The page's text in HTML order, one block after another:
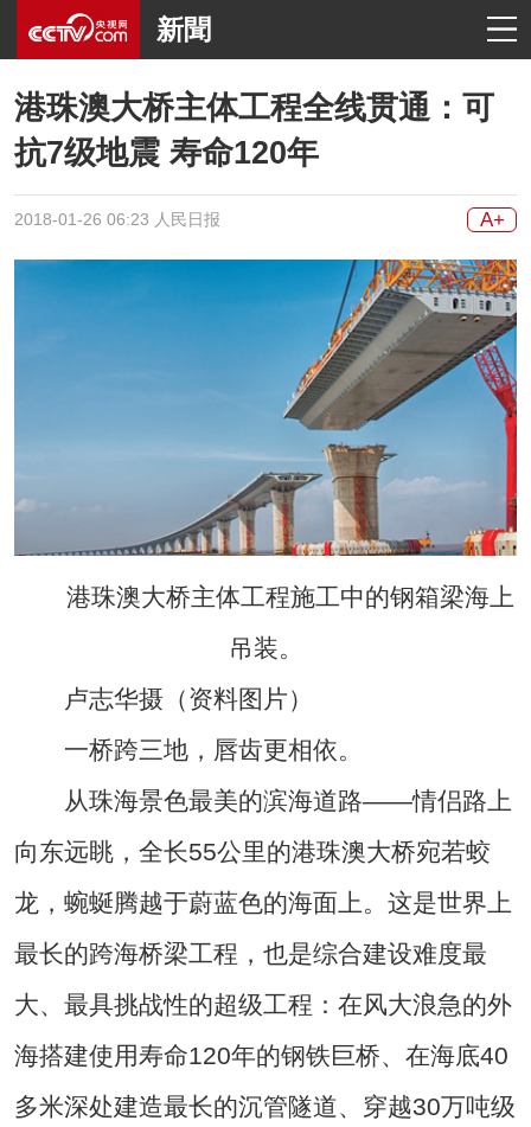
新聞
港珠澳大桥主体工程全线贯通：可
抗7级地震 寿命120年
2018-01-26 06:23 人民日报 A+
港珠澳大桥主体工程施工中的钢箱梁海上
吊装。
卢志华摄（资料图片）
一桥跨三地，唇齿更相依。
从珠海景色最美的滨海道路——情侣路上
向东远眺，全长55公里的港珠澳大桥宛若蛟
龙，蜿蜒腾越于蔚蓝色的海面上。这是世界上
最长的跨海桥梁工程，也是综合建设难度最
大、最具挑战性的超级工程：在风大浪急的外
海搭建使用寿命120年的钢铁巨桥、在海底40
多米深处建造最长的沉管隧道、穿越30万吨级